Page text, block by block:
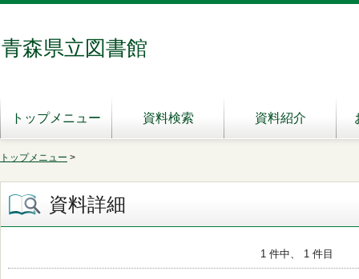
青森県立図書館
トップメニュー 資料検索 資料紹介
トップメニュー >
資料詳細
1 件中、 1 件目